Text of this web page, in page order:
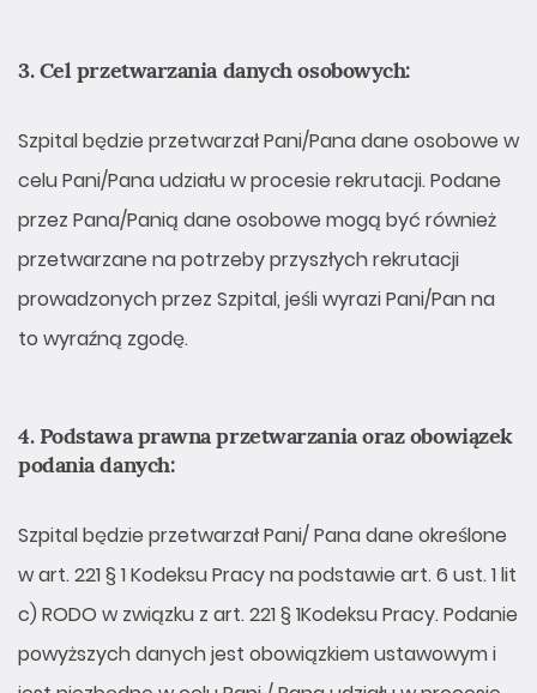
3. Cel przetwarzania danych osobowych:
Szpital będzie przetwarzał Pani/Pana dane osobowe w
celu Pani/Pana udziału w procesie rekrutacji. Podane
przez Pana/Panią dane osobowe mogą być również
przetwarzane na potrzeby przyszłych rekrutacji
prowadzonych przez Szpital, jeśli wyrazi Pani/Pan na
to wyraźną zgodę.
4. Podstawa prawna przetwarzania oraz obowiązek
podania danych:
Szpital będzie przetwarzał Pani/ Pana dane określone
w art. 221 § 1 Kodeksu Pracy na podstawie art. 6 ust. 1 lit
c) RODO w związku z art. 221 § 1Kodeksu Pracy. Podanie
powyższych danych jest obowiązkiem ustawowym i